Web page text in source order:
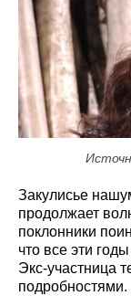
Закулисье
продолжает
поклонники
что все эти
Экс-участница
подробностями.